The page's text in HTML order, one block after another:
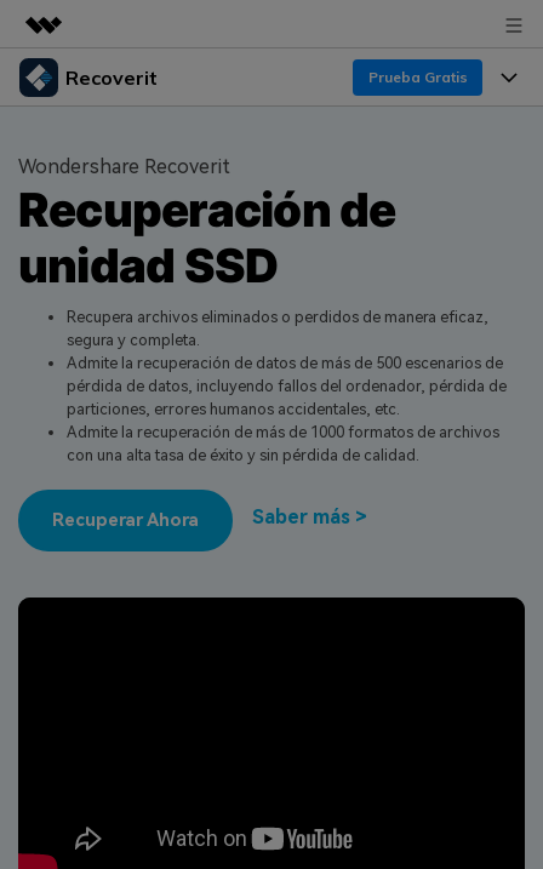
Productos destacados
Utilidades
Soluciones
Quiénes somos
Sala de prensa
Tienda
Soporte
Recoverit Prueba Gratis
Recoverit para Windows
Líder en recuperación para Windows
Pruébalo Gratis
Recoverit para Mac
Recupera datos ilimitados del sistema Mac
Pruébalo Gratis
Otros Productos
Funciones
Recuperar de Unidades
Recuperar Medios Borrados
Soluciones de Recuperación Exclusivas Nuevo
Recuperar Documentos
VER TODAS LAS FUNCIONES
Recursos
Por qué Recoverit
Experto en Recuperación de Datos
Historias de Clientes
Temas Destacados
DESCARGAR Sign In
search
Wondershare Recoverit
Recuperación de
unidad SSD
Recupera archivos eliminados o perdidos de manera eficaz,
segura y completa.
Admite la recuperación de datos de más de 500 escenarios de
pérdida de datos, incluyendo fallos del ordenador, pérdida de
particiones, errores humanos accidentales, etc.
Admite la recuperación de más de 1000 formatos de archivos
con una alta tasa de éxito y sin pérdida de calidad.
Recuperar Ahora Saber más >